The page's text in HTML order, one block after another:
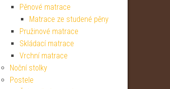
Pěnové matrace
Matrace ze studené pěny
Pružinové matrace
Skládací matrace
Vrchní matrace
Noční stolky
Postele